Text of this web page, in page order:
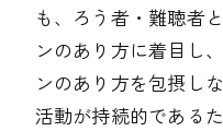
も、ろう者・難聴者
ンのあり方に着目し
ンのあり方を包摂し
活動が持続的である